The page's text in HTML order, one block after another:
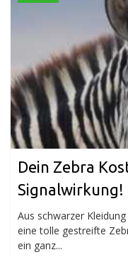
Dein Zebra
Signalwirkung!
Aus schwarzer
eine tolle gestreifte
ein ganz...